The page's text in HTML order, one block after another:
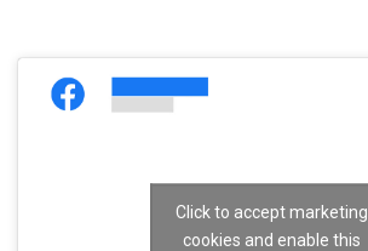
Click to accept marketing
cookies and enable this